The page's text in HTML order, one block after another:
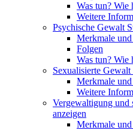
Was tun? Wie
Weitere
Psychische Gewalt
Merkmale und
Folgen
Was tun? Wie
Sexualisierte Gewalt
Merkmale und
Weitere
Vergewaltigung und
anzeigen
Merkmale und